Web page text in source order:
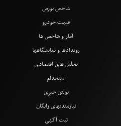
شاخص بورس
قیمت خودرو
آمار و شاخص ها
رویدادها و نمایشگاهها
تحلیل های اقتصادی
استخدام
بولتن خبری
نیازمندیهای رایگان
ثبت آگهی